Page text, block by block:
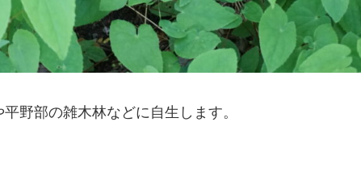
野部の雑木林などに自生します。